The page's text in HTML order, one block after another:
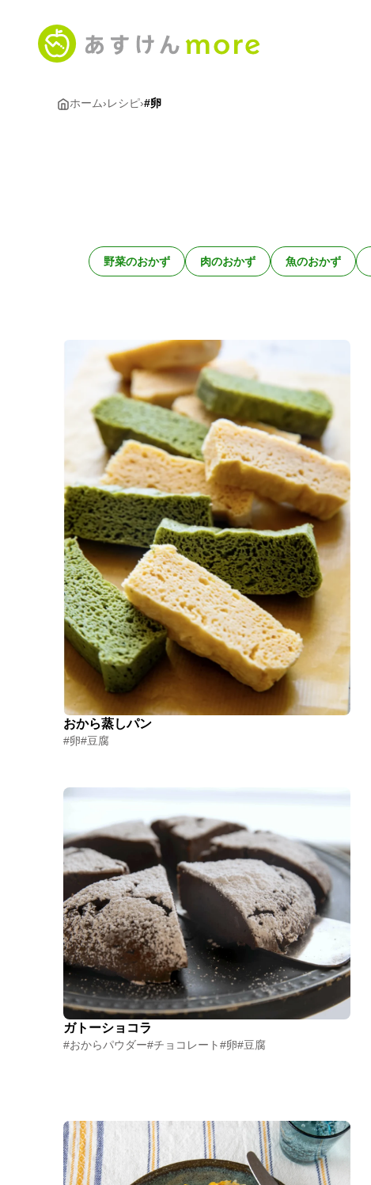
ホーム›レシピ›#卵
野菜のおかず 肉のおかず 魚のおかず
おから蒸しパン
#卵#豆腐
ガトーショコラ
#おからパウダー#チョコレート#卵#豆腐